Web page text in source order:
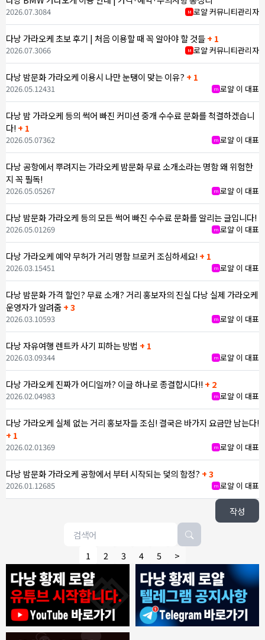
M 로얄 커뮤니티관리자
2026.07.3084
다낭 가라오케 초보 후기 | 처음 이용할 때 꼭 알아야 할 것들+ 1
M 로얄 커뮤니티관리자
2026.07.3066
다낭 밤문화 가라오케 이용시 나만 눈탱이 맞는 이유? + 1
m 로얄 이 대표
2026.05.12431
다낭 밤 가라오케 등의 썩어 빠진 커미션 중개 수수료 문화를 척결하겠습니
다! + 1
m 로얄 이 대표
2026.05.07362
다낭 공항에서 뿌려지는 가라오케 밤문화 무료 소개소라는 명함 왜 위험한
지 꼭 필독!
m 로얄 이 대표
2026.05.05267
다낭 밤문화 가라오케 등의 모든 썩어 빠진 수수료 문화를 알리는 글입니다!
m 로얄 이 대표
2026.05.01269
다낭 가라오케 예약 무허가 거리 명함 브로커 조심하세요! + 1
m 로얄 이 대표
2026.03.15451
다낭 밤문화 가격 할인? 무료 소개? 거리 홍보자의 진실 다낭 실제 가라오케
운영자가 알려줌+ 3
m 로얄 이 대표
2026.03.10593
다낭 자유여행 렌트카 사기 피하는 방법 + 1
m 로얄 이 대표
2026.03.09344
다낭 가라오케 진짜가 어디일까? 이글 하나로 종결합시다!! + 2
m 로얄 이 대표
2026.02.04983
다낭 가라오케 실체 없는 거리 홍보자들 조심! 결국은 바가지 요금만 남는다!
+ 1
m 로얄 이 대표
2026.02.01369
다낭 밤문화 가라오케 공항에서 부터 시작되는 덫의 함정? + 3
m 로얄 이 대표
2026.01.12685
작성
1 2 3 4 5 >